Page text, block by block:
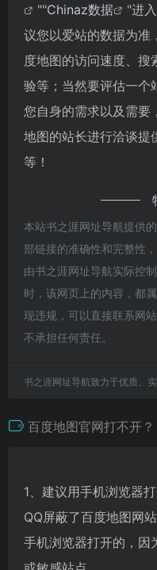
""Chinaz数据
"进
议您以爱站的数据为准
度地图的访问速度、
验等；当然要评估一个
您自身的需求以及需要
地图的站长进行洽谈提
等！
本站书之涯网址导航提供
部链接的准确性和完整性
由书之涯网址导航实际控
时，该网页上的内容，都
现违规，可以直接联系网
不承担任何责任。
书之涯网址导航致力于优质、
百度地图官网打不开？
1、建议用手机浏览器
QQ屏蔽了百度地图网
手机浏览器打开的，因